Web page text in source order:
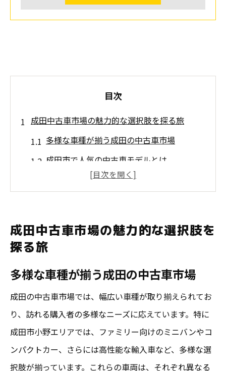
目次
成田中古車市場の魅力的な選択肢を探る旅
多様な車種が揃う成田の中古車市場
成田市で人気の中古車モデルとは
中古車市場の最新トレンドを知る
イント
地域密着のサービスを提供する成田のディ
ーラー
地元ディーラーの意見を活用した成田中古車選
びのコツ
信頼できるディーラーの見極め方
ディーラーとの交渉で得られるメリット
成田中古車市場の魅力的な選択肢を
探る旅
多様な車種が揃う成田の中古車市場
成田の中古車市場では、幅広い車種が取り揃えられてお
り、訪れる購入者の多様なニーズに応えています。特に
成田市小野エリアでは、ファミリー向けのミニバンやコ
ンパクトカー、さらには高性能な輸入車など、多様な選
択肢が揃っています。これらの車両は、それぞれ異なる